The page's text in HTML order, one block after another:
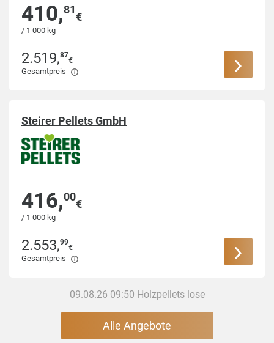
410,81
€
/ 1 000 kg
2.519,87
€
Gesamtpreis
Steirer Pellets GmbH
416,00
€
/ 1 000 kg
2.553,99
€
Gesamtpreis
09.08.26 09:50 Holzpellets lose
Alle Angebote